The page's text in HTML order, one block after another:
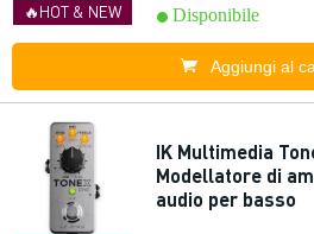
🔥HOT & NEW Disponibile
Aggiungi al
IK Multimedia
Modellatore di
audio per basso